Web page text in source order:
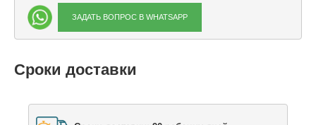
ЗАДАТЬ ВОПРОС В WHATSAPP
Сроки доставки